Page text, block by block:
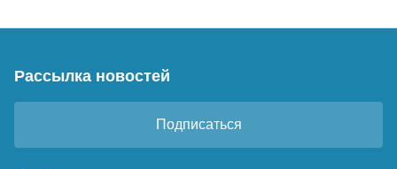
Рассылка новостей
Подписаться